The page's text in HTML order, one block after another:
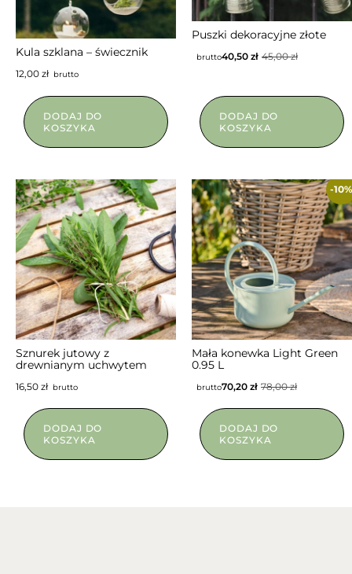
Kula szklana – świecznik
12,00 złbrutto
DODAJ DO
KOSZYKA
Puszki dekoracyjne złote
45,00zł
40,50 zł
brutto
DODAJ DO
KOSZYKA
NIEDOSTĘPNY
Sznurek jutowy z
drewnianym uchwytem
16,50 złbrutto
DODAJ DO
KOSZYKA
-
Mała konewka Light Green
0.95 L
78,00zł
70,20 zł
brutto
DODAJ DO
KOSZYKA